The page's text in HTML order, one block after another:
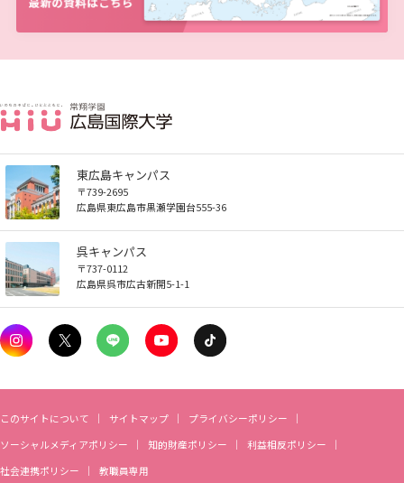
東広島キャンパス
〒739-2695
広島県東広島市黒瀬学園台555-36
呉キャンパス
〒737-0112
広島県呉市広古新開5-1-1
このサイトについて サイトマップ
プライバシーポリシー
ソーシャルメディアポリシー
知的財産ポリシー
利益相反ポリシー
社会連携ポリシー
教職員専用